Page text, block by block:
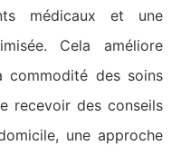
médicaux et une
Cela améliore
commodité des soins
recevoir des conseils
une approche